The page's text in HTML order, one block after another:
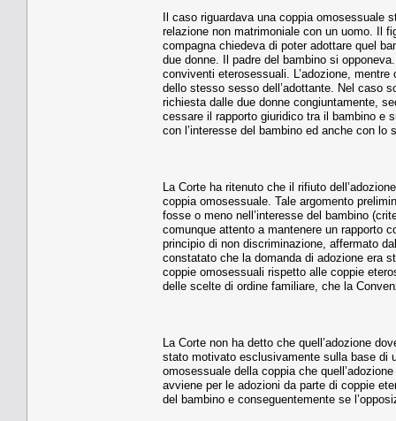
Il caso riguardava una coppia omosessuale
relazione non matrimoniale con un uomo. Il
compagna chiedeva di poter adottare quel
due donne. Il padre del bambino si
conviventi eterosessuali. L’adozione,
dello stesso sesso dell’adottante. Nel caso
richiesta dalle due donne congiuntamente,
cessare il rapporto giuridico tra il bambino e
con l’interesse del bambino ed anche con
La Corte ha ritenuto che il rifiuto
coppia omosessuale. Tale argomento
fosse o meno nell’interesse del bambino
comunque attento a mantenere un rapporto
principio di non discriminazione, affermato
constatato che la domanda di adozione era
coppie omosessuali rispetto alle coppie
delle scelte di ordine familiare, che la
La Corte non ha detto che quell’adozione
stato motivato esclusivamente sulla base di
omosessuale della coppia che
avviene per le adozioni da parte di coppie
del bambino e conseguentemente se